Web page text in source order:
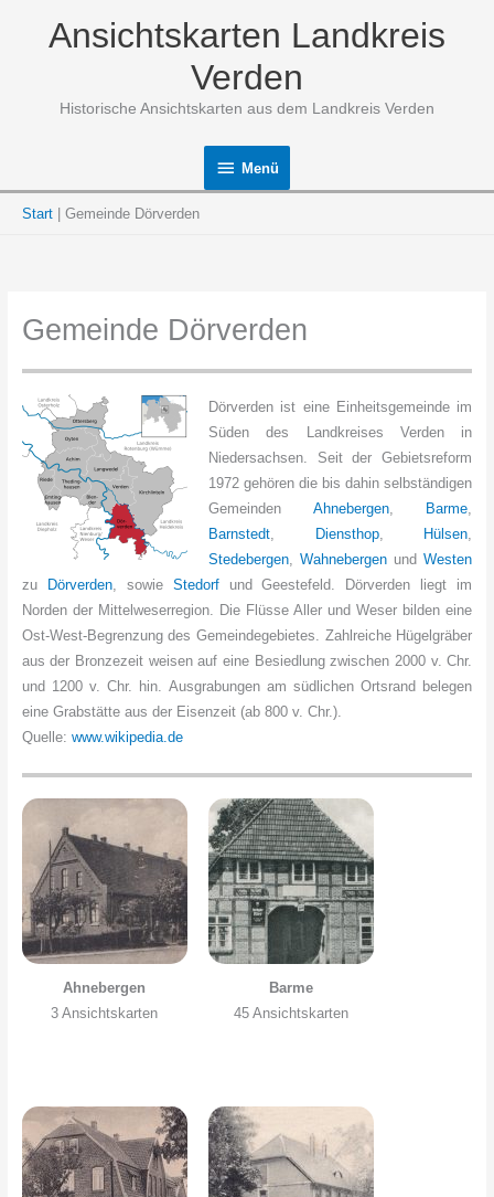
Ansichtskarten Landkreis
Verden
Historische Ansichtskarten aus dem Landkreis Verden
Menü
Menü
Start Gemeinde Dörverden
Gemeinde Dörverden
Dörverden ist eine Einheitsgemeinde im
Süden des Landkreises Verden in
Niedersachsen. Seit der Gebietsreform
1972 gehören die bis dahin selbständigen
Gemeinden Ahnebergen, Barme,
Barnstedt, Diensthop, Hülsen,
Stedebergen, WahnebergenundWesten
zu
Dörverden, sowie Stedorfund Geestefeld. Dörverden liegt im
Norden der Mittelweserregion. Die Flüsse Aller und Weser bilden eine
Ost-West-Begrenzung des Gemeindegebietes. Zahlreiche Hügelgräber
aus der Bronzezeit weisen auf eine Besiedlung zwischen 2000 v. Chr.
und 1200 v. Chr. hin. Ausgrabungen am südlichen Ortsrand belegen
eine Grabstätte aus der Eisenzeit (ab 800 v. Chr.).
Quelle: www.wikipedia.de
Ahnebergen
3 Ansichtskarten
Barme
45 Ansichtskarten